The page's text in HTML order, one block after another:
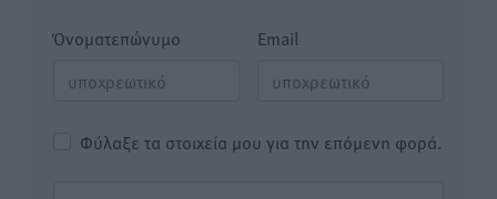
Όνοματεπώνυμο Email
Φύλαξε τα στοιχεία μου για την επόμενη φορά.